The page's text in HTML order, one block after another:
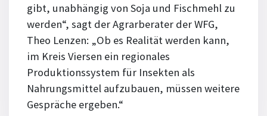
gibt, unabhängig von Soja und Fischmehl zu
werden“, sagt der Agrarberater der WFG,
Theo Lenzen: „Ob es Realität werden kann,
im Kreis Viersen ein regionales
Produktionssystem für Insekten als
Nahrungsmittel aufzubauen, müssen weitere
Gespräche ergeben.“